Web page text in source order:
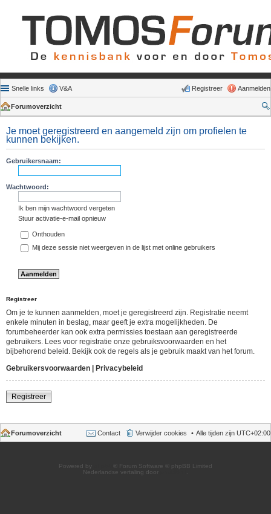
Snelle links V&A Aanmelden
Registreer
Forumoverzicht
Je moet geregistreerd en aangemeld zijn om profielen te
kunnen bekijken.
Gebruikersnaam:
Wachtwoord:
Ik ben mijn wachtwoord vergeten
Stuur activatie-e-mail opnieuw
Onthouden
Mij deze sessie niet weergeven in de lijst met online gebruikers
Registreer
Om je te kunnen aanmelden, moet je geregistreerd zijn. Registratie neemt
enkele minuten in beslag, maar geeft je extra mogelijkheden. De
forumbeheerder kan ook extra permissies toestaan aan geregistreerde
gebruikers. Lees voor registratie onze gebruiksvoorwaarden en het
bijbehorend beleid. Bekijk ook de regels als je gebruik maakt van het forum.
Gebruikersvoorwaarden
Privacybeleid
Registreer
Forumoverzicht Alle tijden zijn UTC+02:00
Verwijder cookies
Contact
Powered by
® Forum Software © phpBB Limited
Nederlandse vertaling door